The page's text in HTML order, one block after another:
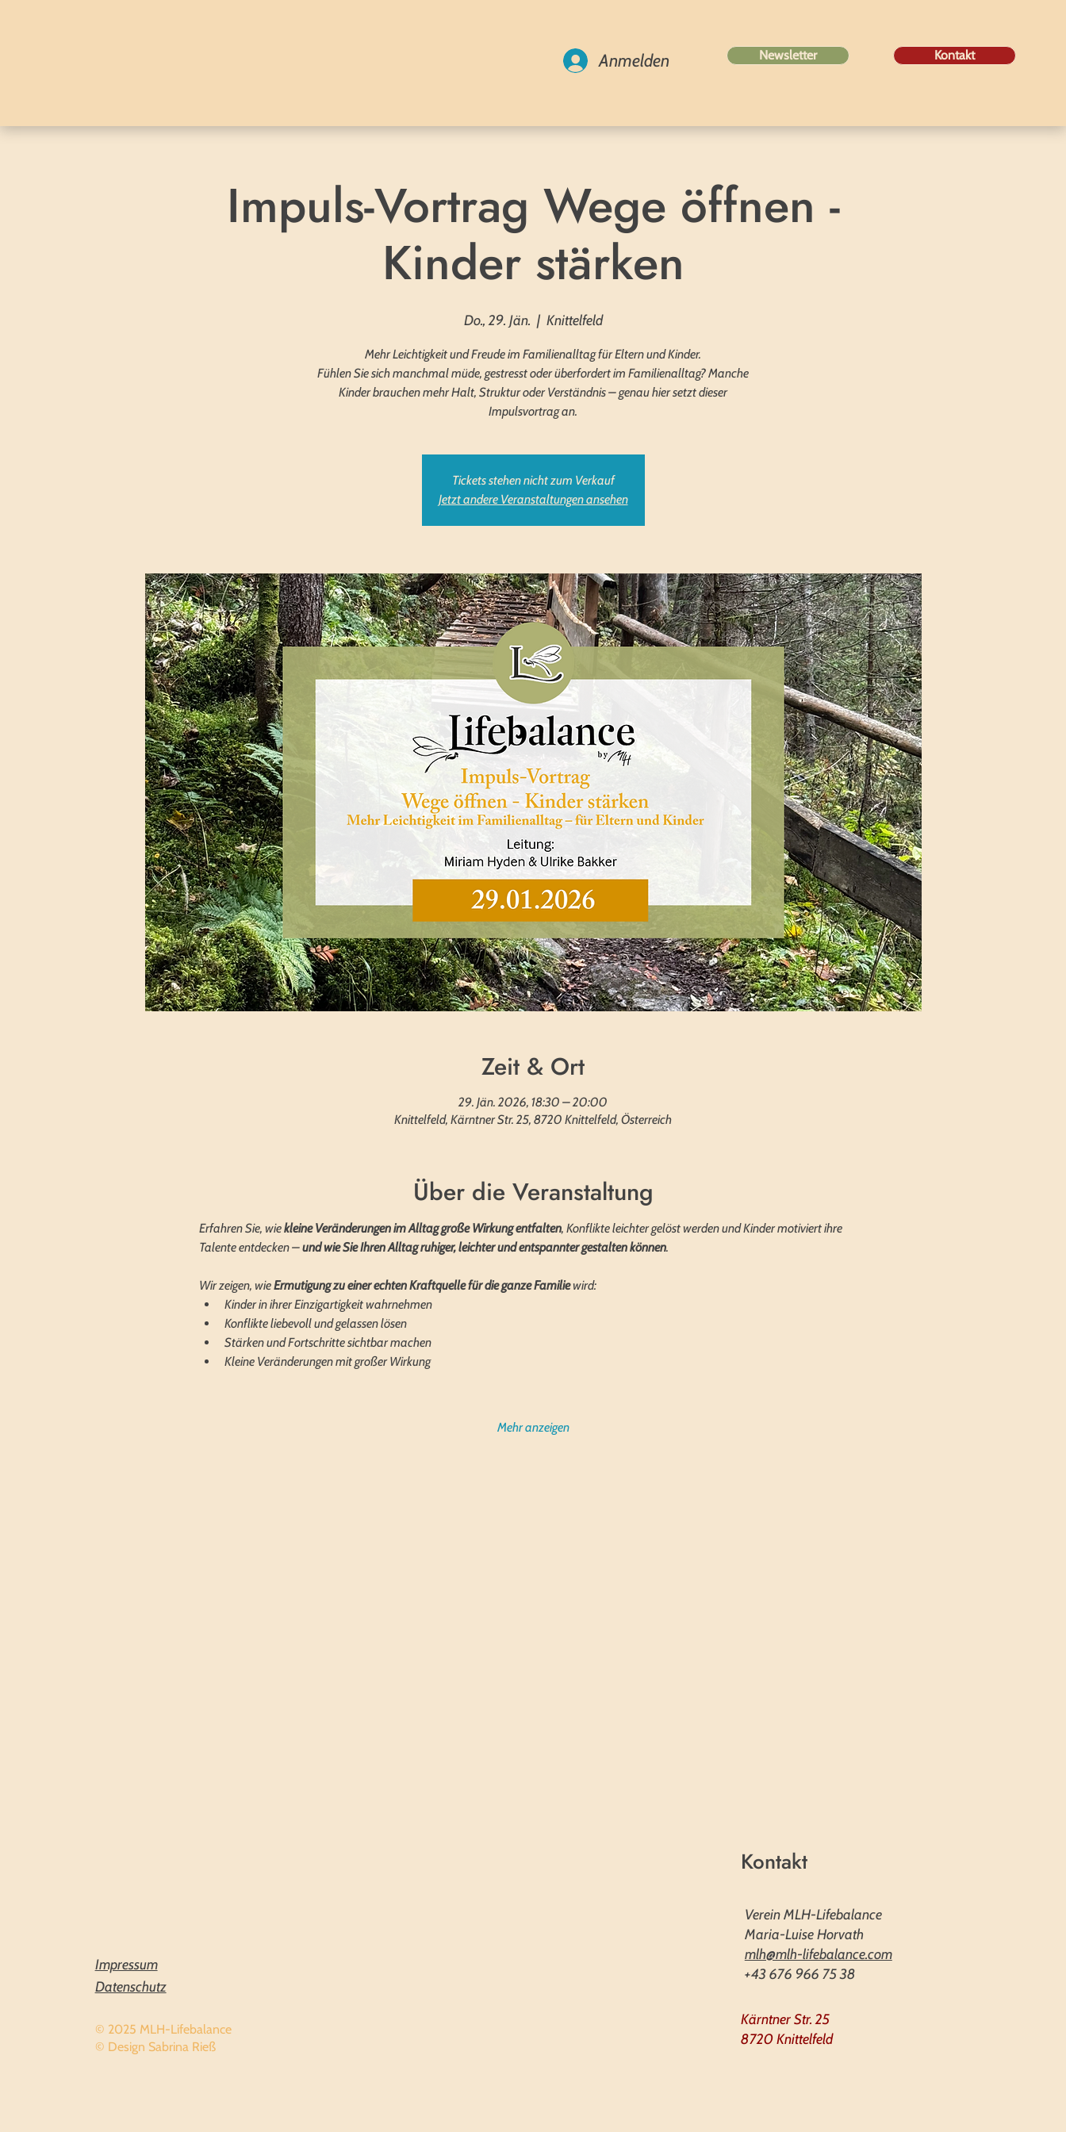
Anmelden Newsletter Kontakt
Impuls-Vortrag Wege öffnen -
Kinder stärken
Do., 29. Jän.
  |
Knittelfeld
Mehr Leichtigkeit und Freude im Familienalltag für Eltern und Kinder.
Fühlen Sie sich manchmal müde, gestresst oder überfordert im Familienalltag? Manche
Kinder brauchen mehr Halt, Struktur oder Verständnis – genau hier setzt dieser
Tickets stehen nicht zum Verkauf
Jetzt andere Veranstaltungen ansehen
Zeit & Ort
29. Jän. 2026, 18:30 – 20:00
Knittelfeld, Kärntner Str. 25, 8720 Knittelfeld, Österreich
Über die Veranstaltung
Erfahren Sie, wie kleine Veränderungen im Alltag große Wirkung entfalten, Konflikte leichter gelöst werden und Kinder motiviert ihre
Talente entdecken – und wie Sie Ihren Alltag ruhiger, leichter und entspannter gestalten können.
Wir zeigen, wie Ermutigung zu einer echten Kraftquelle für die ganze Familie wird:
Kinder in ihrer Einzigartigkeit wahrnehmen
Konflikte liebevoll und gelassen lösen
Stärken und Fortschritte sichtbar machen
Kleine Veränderungen mit großer Wirkung
Mehr anzeigen
Impressum
Datenschutz
© 2025 MLH-Lifebalance
© Design Sabrina Rieß
Kontakt
Verein MLH-Lifebalance
Maria-Luise Horvath
mlh@mlh-lifebalance.com
+43 676 966 75 38
Kärntner Str. 25
8720 Knittelfeld